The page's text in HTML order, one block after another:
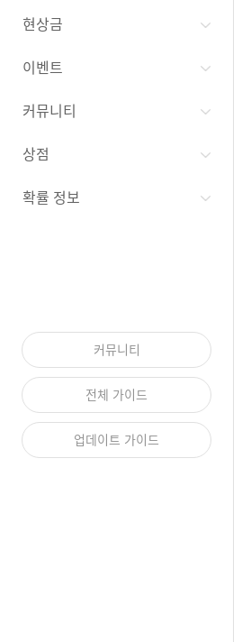
현상금
이벤트
커뮤니티
상점
확률 정보
커뮤니티
전체 가이드
업데이트 가이드